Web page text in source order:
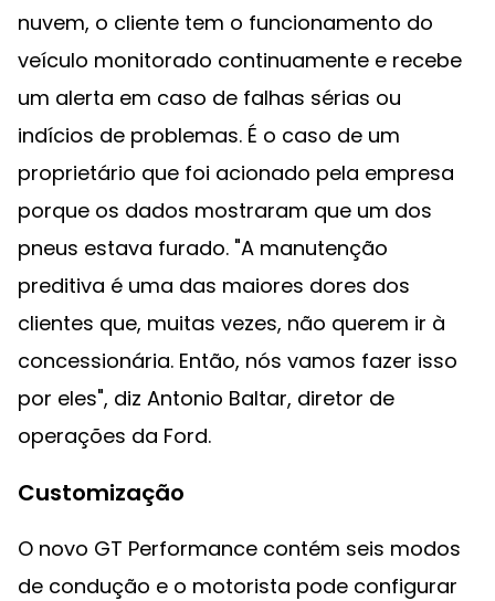
nuvem, o cliente tem o funcionamento do
veículo monitorado continuamente e recebe
um alerta em caso de falhas sérias ou
indícios de problemas. É o caso de um
proprietário que foi acionado pela empresa
porque os dados mostraram que um dos
pneus estava furado. "A manutenção
preditiva é uma das maiores dores dos
clientes que, muitas vezes, não querem ir à
concessionária. Então, nós vamos fazer isso
por eles", diz Antonio Baltar, diretor de
operações da Ford.
Customização
O novo GT Performance contém seis modos
de condução e o motorista pode configurar